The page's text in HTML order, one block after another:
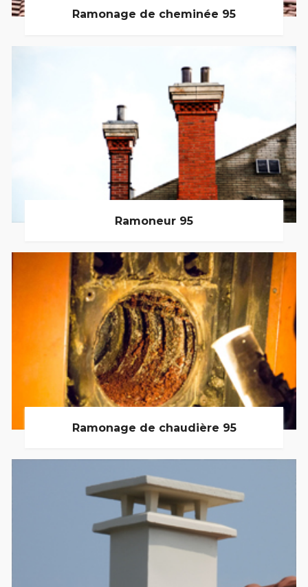
Ramonage de cheminée 95
Ramoneur 95
Ramonage de chaudière 95